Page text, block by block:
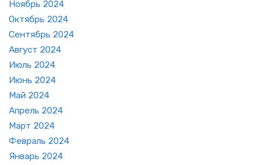
Но­ябрь 2024
Ок­тябрь 2024
Сен­тябрь 2024
Ав­густ 2024
Июль 2024
Июнь 2024
Май 2024
Ап­рель 2024
Март 2024
Фев­раль 2024
Ян­варь 2024